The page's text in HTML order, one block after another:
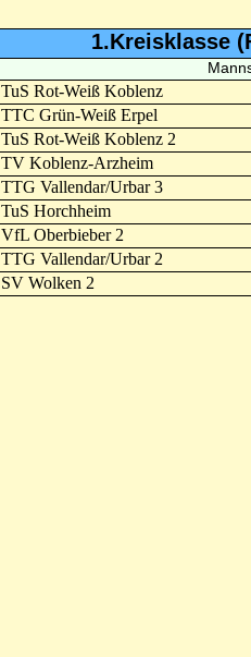
1.Kreisklasse
TuS Rot-Weiß Koblenz
TTC Grün-Weiß Erpel
TuS Rot-Weiß Koblenz 2
TV Koblenz-Arzheim
TTG Vallendar/Urbar 3
TuS Horchheim
VfL Oberbieber 2
TTG Vallendar/Urbar 2
SV Wolken 2